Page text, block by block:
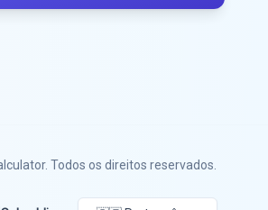
. Todos os direitos reservados.